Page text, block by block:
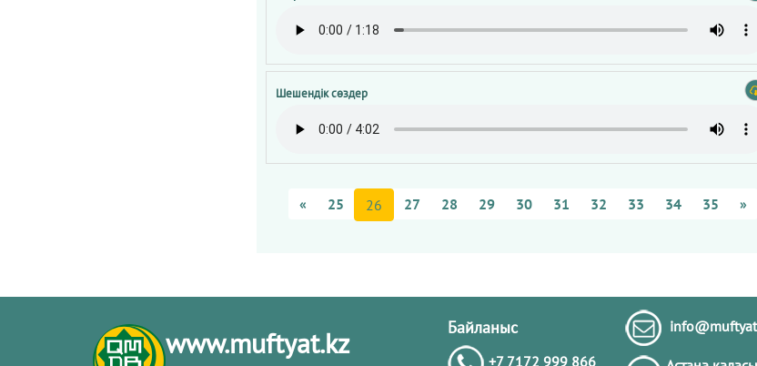
Шешендік сөздер
« 25 26 27 28 29 30 31 32 33 34 35 »
www.muftyat.kz Байланыс
+7 7172 999 866